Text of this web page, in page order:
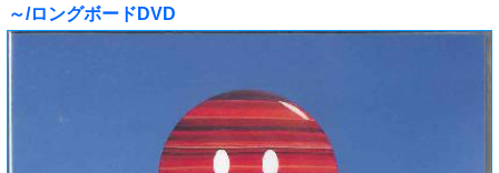
～/ロングボードDVD